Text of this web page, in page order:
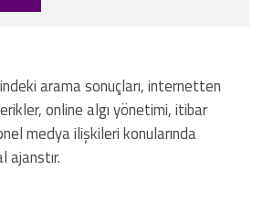
arama sonuçları, internetten
online algı yönetimi, itibar
medya ilişkileri konularında
ajanstır.